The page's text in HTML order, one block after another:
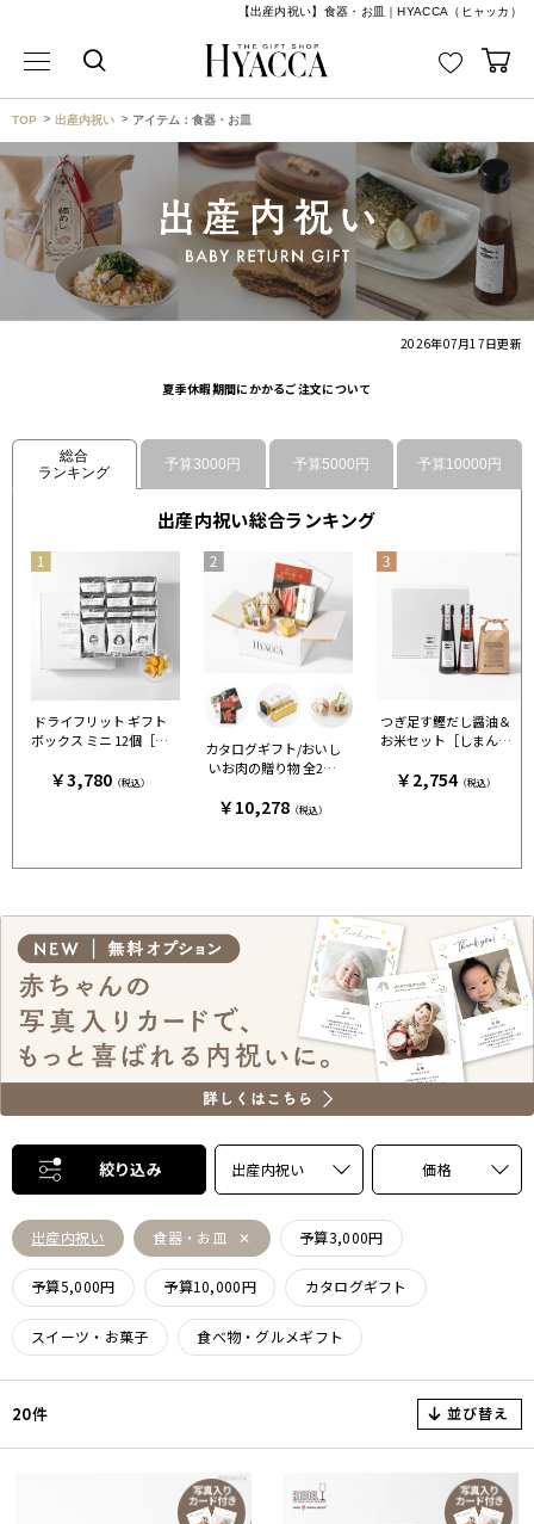
【出産内祝い】食器・お皿｜HYACCA（ヒャッカ）
TOP 出産内祝い アイテム：食器・お皿
2026年07月17日更新
夏季休暇期間にかかるご注文について
総合
ランキング
予算3000円 予算5000円 予算10000円
出産内祝い総合ランキング
ドライフリット ギフト
ボックス ミニ 12個［ア
￥3,780（税込）
カタログギフト/おいし
いお肉の贈り物 全2種
C
￥10,278（税込）
つぎ足す鰹だし醤油＆
お米セット［しまんと
￥2,754（税込）
絞り込み 出産内祝い 価格
出産内祝い 食器・お皿 予算3,000円
予算5,000円 予算10,000円 カタログギフト
スイーツ・お菓子 食べ物・グルメギフト
20件 並び替え